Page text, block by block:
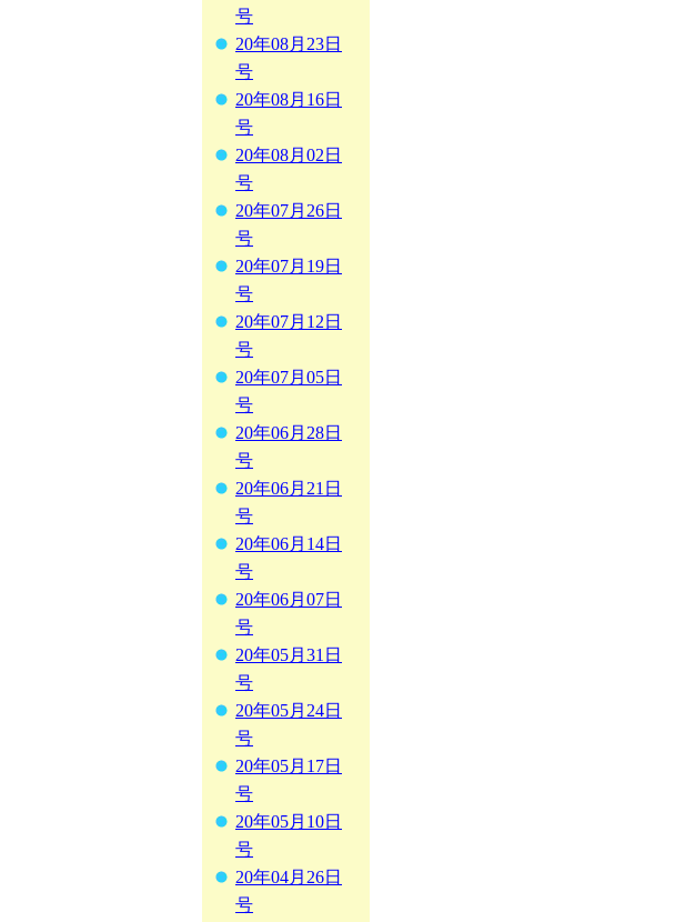
号
20年08月23日
号
20年08月16日
号
20年08月02日
号
20年07月26日
号
20年07月19日
号
20年07月12日
号
20年07月05日
号
20年06月28日
号
20年06月21日
号
20年06月14日
号
20年06月07日
号
20年05月31日
号
20年05月24日
号
20年05月17日
号
20年05月10日
号
20年04月26日
号